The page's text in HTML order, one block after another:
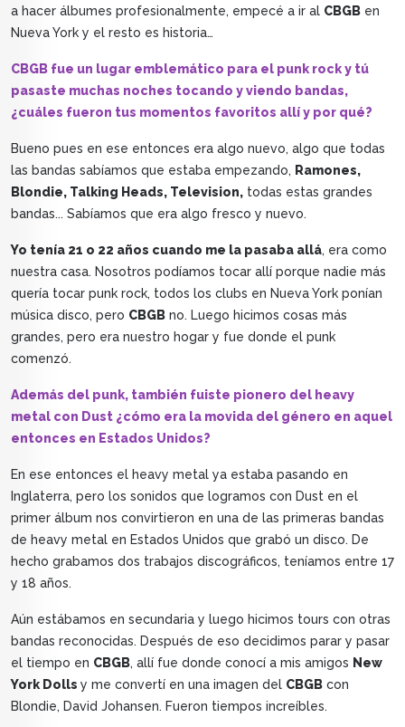
a hacer álbumes profesionalmente, empecé a ir al CBGB en
Nueva York y el resto es historia…
CBGB fue un lugar emblemático para el punk rock y tú
pasaste muchas noches tocando y viendo bandas,
¿cuáles fueron tus momentos favoritos allí y por qué?
Bueno pues en ese entonces era algo nuevo, algo que todas
las bandas sabíamos que estaba empezando, Ramones,
Blondie, Talking Heads, Television, todas estas grandes
bandas... Sabíamos que era algo fresco y nuevo.
Yo tenía 21 o 22 años cuando me la pasaba allá, era como
nuestra casa. Nosotros podíamos tocar allí porque nadie más
quería tocar punk rock, todos los clubs en Nueva York ponían
música disco, pero CBGB no. Luego hicimos cosas más
grandes, pero era nuestro hogar y fue donde el punk
comenzó.
Además del punk, también fuiste pionero del heavy
metal con Dust ¿cómo era la movida del género en aquel
entonces en Estados Unidos?
En ese entonces el heavy metal ya estaba pasando en
Inglaterra, pero los sonidos que logramos con Dust en el
primer álbum nos convirtieron en una de las primeras bandas
de heavy metal en Estados Unidos que grabó un disco. De
hecho grabamos dos trabajos discográficos, teníamos entre 17
y 18 años.
Aún estábamos en secundaria y luego hicimos tours con otras
bandas reconocidas. Después de eso decidimos parar y pasar
el tiempo en CBGB, allí fue donde conocí a mis amigos New
York Dolls y me convertí en una imagen del CBGB con
Blondie, David Johansen. Fueron tiempos increíbles.